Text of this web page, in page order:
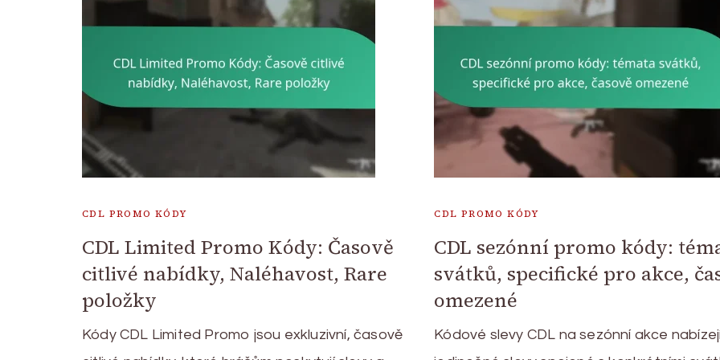
CDL PROMO KÓDY
CDL Limited Promo Kódy: Časově
citlivé nabídky, Naléhavost, Rare
položky
Kódy CDL Limited Promo jsou exkluzivní, časově
CDL PROMO KÓDY
CDL sezónní promo kódy:
svátků, specifické pro akce,
omezené
Kódové slevy CDL na sezónní akce